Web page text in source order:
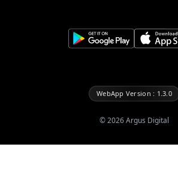
WebApp Version : 1.3.0
©2026Argus Digital